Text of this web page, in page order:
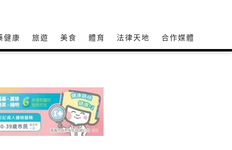
健康 旅遊 美食 體育 法律天地 合作媒體